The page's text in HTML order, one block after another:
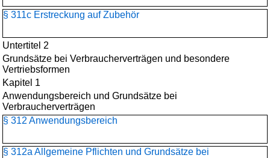
§ 311c Erstreckung auf Zubehör
Untertitel 2
Grundsätze bei Verbraucherverträgen und besondere
Vertriebsformen
Kapitel 1
Anwendungsbereich und Grundsätze bei
Verbraucherverträgen
§ 312 Anwendungsbereich
§ 312a Allgemeine Pflichten und Grundsätze bei